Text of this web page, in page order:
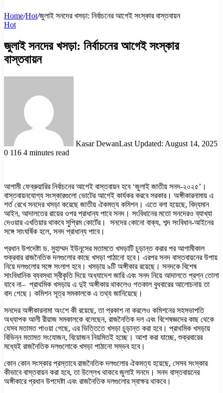
Home/Hot/জুলাই সনদের খসড়া: নির্বাচনের আগেই সংস্কার বাস্তবায়ন
Hot
জুলাই সনদের খসড়া: নির্বাচনের আগেই সংস্কার
বাস্তবায়ন
Kasar DewanLast Updated: August 14, 2025
0 116 4 minutes read
আগামী ফেব্রুয়ারির নির্বাচনের আগেই বাস্তবায়ন হবে ‘জুলাই জাতীয় সনদ-২০২৫’।
বাস্তবায়নযোগ্য সংস্কারগুলো ভোটের আগেই কার্যকর করবে সরকার। অঙ্গীকারনামায় এ
শর্ত রেখে সনদের খসড়া করেছে জাতীয় ঐকমত্য কমিশন। এতে বলা হয়েছে, বিদ্যমান
আইন, আদালতের রায়ের ওপর প্রাধান্য পাবে সনদ। সংবিধানের মতো সনদেরও ব্যাখ্যা
দেওয়ার এখতিয়ার থাকবে সুপ্রিম কোর্টের। সনদের কোনো বাক্য, শব্দ সংবিধান-আইনের
সঙ্গে সাংঘর্ষিক হলে, সনদ প্রাধান্য পাবে।
প্রধান উপদেষ্টা ড. মুহাম্মদ ইউনূসের মতামতে খসড়াটি চূড়ান্ত করার পর আগামীকাল
শুক্রবার রাজনৈতিক দলগুলোর কাছে খসড়া পাঠানো হবে। এরপর সনদ বাস্তবায়নের উপায়
নিয়ে দলগুলোর সঙ্গে সংলাপ হবে। খসড়ায় ৯টি অঙ্গীকার রয়েছে। সনদকে বিশেষ
সাংবিধানিক ব্যবস্থা স্বীকৃতি দিয়ে অধ্যাদেশ জারি এবং সনদ নিয়ে আদালতে প্রশ্ন তোলা
যাবে না– প্রাথমিক খসড়ায় এ দুই অঙ্গীকার থাকলেও গতকাল বুধবারের আলোচনায় তা
বাদ গেছে। কমিশন সূত্র সমকালকে এ তথ্য জানিয়েছে।
সনদের অঙ্গীকারনামা অংশে কী রয়েছে, তা প্রকাশ না করলেও কমিশনের সহসভাপতি
অধ্যাপক আলী রীয়াজ সমকালকে বলেছেন, রাজনৈতিক দল এবং বিশেষজ্ঞদের কাছ থেকে
যেসব মতামত পাওয়া গেছে, এর ভিত্তিতে খসড়া চূড়ান্ত করা হবে। প্রাথমিক খসড়ায়
বিভিন্ন মতামত সংযোজন, বিয়োজন নিয়মিতই হচ্ছে। আশা করা যাচ্ছে, শুক্রবারের
মধ্যেই রাজনৈতিক দলগুলোকে খসড়া পাঠানো সম্ভব হবে।
কোন কোন সংস্কার প্রস্তাবে রাজনৈতিক দলগুলোর ঐকমত্য হয়েছে, সেসব সংস্কার
কীভাবে বাস্তবায়ন করা হবে, তা উল্লেখ থাকবে জুলাই সনদে। সনদ বাস্তবায়নের
অঙ্গীকারে প্রধান উপদেষ্টা এবং রাজনৈতিক দলগুলোর স্বাক্ষর থাকবে।